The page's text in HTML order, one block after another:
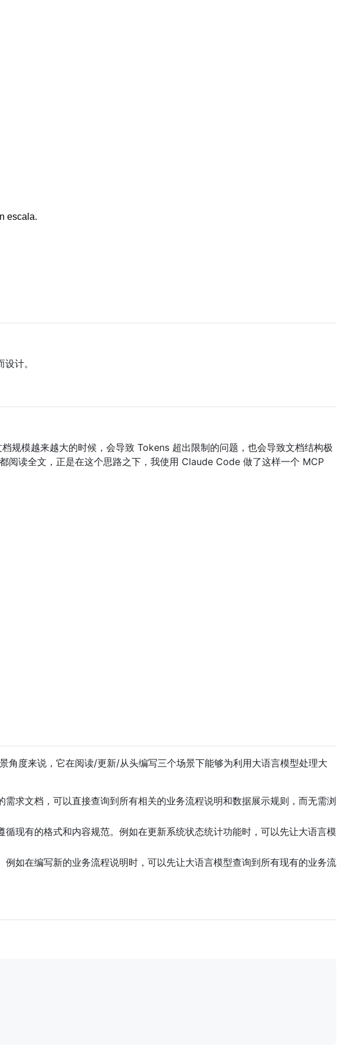
escala.
计。
模越来越大的时候，会导致 Tokens 超出限制的问题，也会导致文档结构极
阅读全文，正是在这个思路之下，我使用 Claude Code 做了这样一个 MCP
度来说，它在阅读/更新/从头编写三个场景下能够为利用大语言模型处理大
求文档，可以直接查询到所有相关的业务流程说明和数据展示规则，而无需浏
现有的格式和内容规范。例如在更新系统状态统计功能时，可以先让大语言模
如在编写新的业务流程说明时，可以先让大语言模型查询到所有现有的业务流